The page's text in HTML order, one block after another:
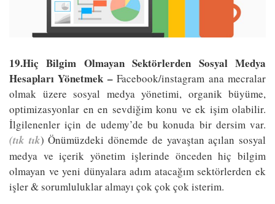
19.Hiç Bilgim Olmayan Sektörlerden Sosyal Medya
Hesapları Yönetmek –Facebook/instagram ana mecralar
olmak üzere sosyal medya yönetimi, organik büyüme,
optimizasyonlar en en sevdiğim konu ve ek işim olabilir.
İlgilenenler için de udemy’de bu konuda bir dersim var.
(tık tık) Önümüzdeki dönemde de yavaştan açılan sosyal
medya ve içerik yönetim işlerinde önceden hiç bilgim
olmayan ve yeni dünyalara adım atacağım sektörlerden ek
işler & sorumluluklar almayı çok çok çok isterim.